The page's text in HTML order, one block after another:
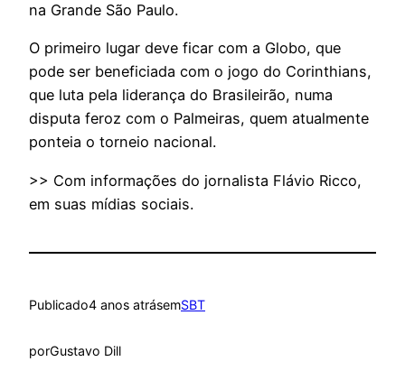
na Grande São Paulo.
O primeiro lugar deve ficar com a Globo, que
pode ser beneficiada com o jogo do Corinthians,
que luta pela liderança do Brasileirão, numa
disputa feroz com o Palmeiras, quem atualmente
ponteia o torneio nacional.
>> Com informações do jornalista Flávio Ricco,
em suas mídias sociais.
Publicado4 anos atrásemSBT
porGustavo Dill